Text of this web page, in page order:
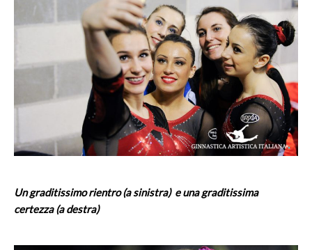
Un graditissimo rientro (a sinistra) e una graditissima
certezza (a destra)